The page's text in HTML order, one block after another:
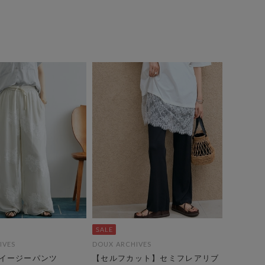
ージーパンツ
DOUX ARCHIVES
【セルフカット】セミフレアリブ